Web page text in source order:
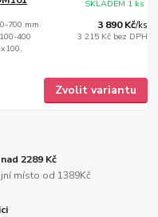
700 mm
400
3 890 Kč/ks
3 215 Kč bez DPH
SKLADEM 1 ks
Zvolit variantu
2289 Kč
místo od 1389Kč